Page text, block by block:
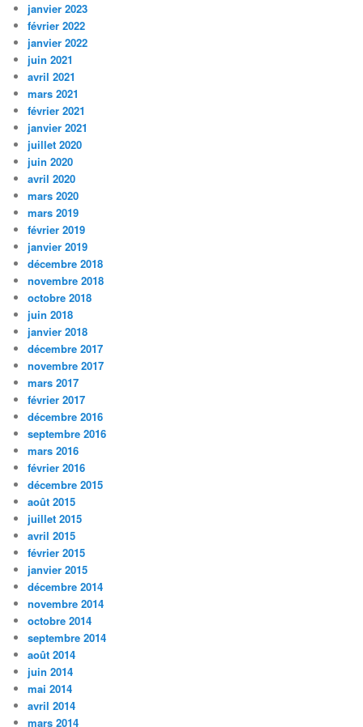
janvier 2023
février 2022
janvier 2022
juin 2021
avril 2021
mars 2021
février 2021
janvier 2021
juillet 2020
juin 2020
avril 2020
mars 2020
mars 2019
février 2019
janvier 2019
décembre 2018
novembre 2018
octobre 2018
juin 2018
janvier 2018
décembre 2017
novembre 2017
mars 2017
février 2017
décembre 2016
septembre 2016
mars 2016
février 2016
décembre 2015
août 2015
juillet 2015
avril 2015
février 2015
janvier 2015
décembre 2014
novembre 2014
octobre 2014
septembre 2014
août 2014
juin 2014
mai 2014
avril 2014
mars 2014